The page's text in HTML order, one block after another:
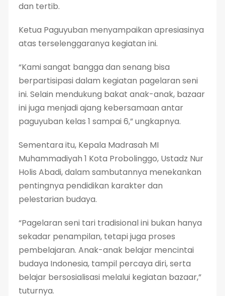
dan tertib.
Ketua Paguyuban menyampaikan apresiasinya
atas terselenggaranya kegiatan ini.
“Kami sangat bangga dan senang bisa
berpartisipasi dalam kegiatan pagelaran seni
ini. Selain mendukung bakat anak-anak, bazaar
ini juga menjadi ajang kebersamaan antar
paguyuban kelas 1 sampai 6,” ungkapnya.
Sementara itu, Kepala Madrasah MI
Muhammadiyah 1 Kota Probolinggo, Ustadz Nur
Holis Abadi, dalam sambutannya menekankan
pentingnya pendidikan karakter dan
pelestarian budaya.
“Pagelaran seni tari tradisional ini bukan hanya
sekadar penampilan, tetapi juga proses
pembelajaran. Anak-anak belajar mencintai
budaya Indonesia, tampil percaya diri, serta
belajar bersosialisasi melalui kegiatan bazaar,”
tuturnya.